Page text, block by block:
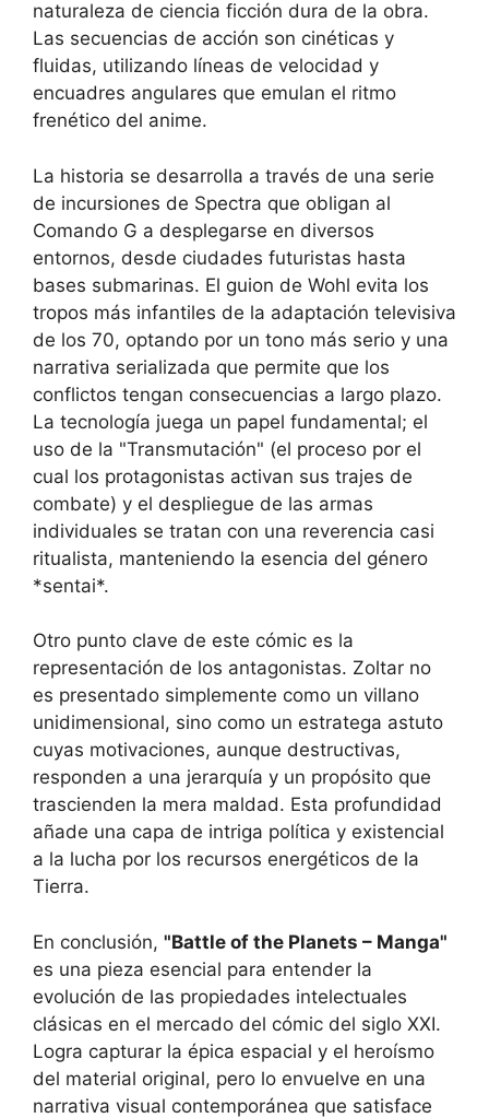
naturaleza de ciencia ficción dura de la obra.
Las secuencias de acción son cinéticas y
fluidas, utilizando líneas de velocidad y
encuadres angulares que emulan el ritmo
frenético del anime.
La historia se desarrolla a través de una serie
de incursiones de Spectra que obligan al
Comando G a desplegarse en diversos
entornos, desde ciudades futuristas hasta
bases submarinas. El guion de Wohl evita los
tropos más infantiles de la adaptación televisiva
de los 70, optando por un tono más serio y una
narrativa serializada que permite que los
conflictos tengan consecuencias a largo plazo.
La tecnología juega un papel fundamental; el
uso de la "Transmutación" (el proceso por el
cual los protagonistas activan sus trajes de
combate) y el despliegue de las armas
individuales se tratan con una reverencia casi
ritualista, manteniendo la esencia del género
*sentai*.
Otro punto clave de este cómic es la
representación de los antagonistas. Zoltar no
es presentado simplemente como un villano
unidimensional, sino como un estratega astuto
cuyas motivaciones, aunque destructivas,
responden a una jerarquía y un propósito que
trascienden la mera maldad. Esta profundidad
añade una capa de intriga política y existencial
a la lucha por los recursos energéticos de la
Tierra.
En conclusión, "Battle of the Planets – Manga"
es una pieza esencial para entender la
evolución de las propiedades intelectuales
clásicas en el mercado del cómic del siglo XXI.
Logra capturar la épica espacial y el heroísmo
del material original, pero lo envuelve en una
narrativa visual contemporánea que satisface